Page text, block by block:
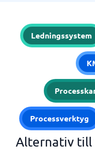
Ledningssystem
Processverktyg
Alternativ till